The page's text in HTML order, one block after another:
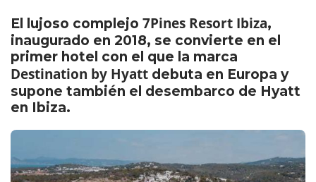
El lujoso complejo 7Pines Resort Ibiza,
inaugurado en 2018, se convierte en el
primer hotel con el que la marca
Destination by Hyatt debuta en Europa y
supone también el desembarco de Hyatt
en Ibiza.